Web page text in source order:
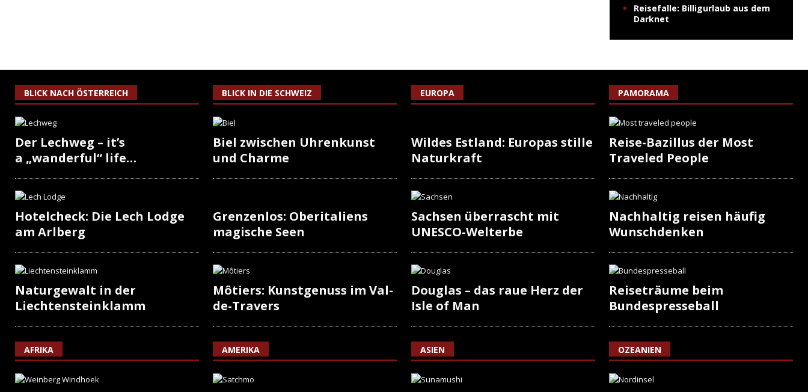
Reisefalle: Billigurlaub aus dem
Darknet
BLICK NACH ÖSTERREICH
Der Lechweg – it’s
a „wanderful“ life…
Hotelcheck: Die Lech Lodge
am Arlberg
Naturgewalt in der
Liechtensteinklamm
AFRIKA
BLICK IN DIE SCHWEIZ
Biel zwischen Uhrenkunst
und Charme
Grenzenlos: Oberitaliens
magische Seen
Môtiers: Kunstgenuss im Val-
de-Travers
AMERIKA
EUROPA
Wildes Estland: Europas stille
Naturkraft
Sachsen überrascht mit
UNESCO-Welterbe
Douglas – das raue Herz der
Isle of Man
ASIEN
PAMORAMA
Reise-Bazillus der Most
Traveled People
Nachhaltig reisen häufig
Wunschdenken
Reiseträume beim
Bundespresseball
OZEANIEN